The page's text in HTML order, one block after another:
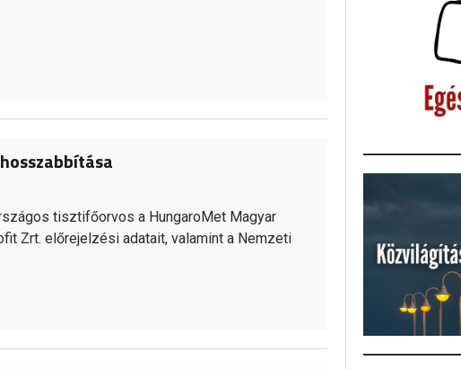
tisztifőorvos a HungaroMet Magyar
Zrt. előrejelzési adatait, valamint a Nemzeti